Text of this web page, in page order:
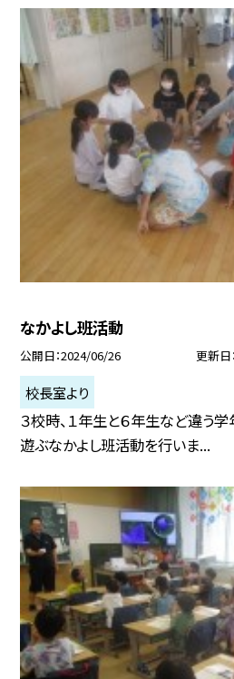
なかよし班活動
公開日 2024/06/26 更新日
校長室より
３校時、１年生と６年生など違う
遊ぶなかよし班活動を行いま...